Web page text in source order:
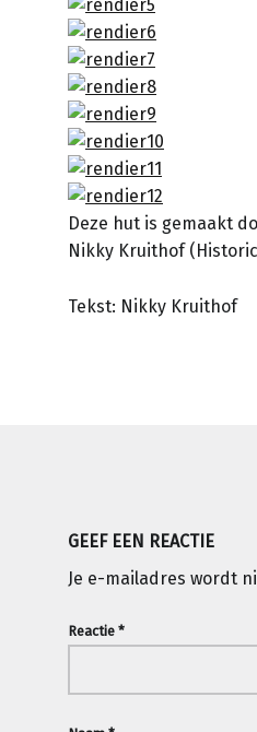
Deze hut is gemaakt
Nikky Kruithof
Tekst: Nikky Kruithof
Teruggaan naar de hoofdnavigatie
GEEF EEN REACTIE
Je e-mailadres wordt
Reactie *